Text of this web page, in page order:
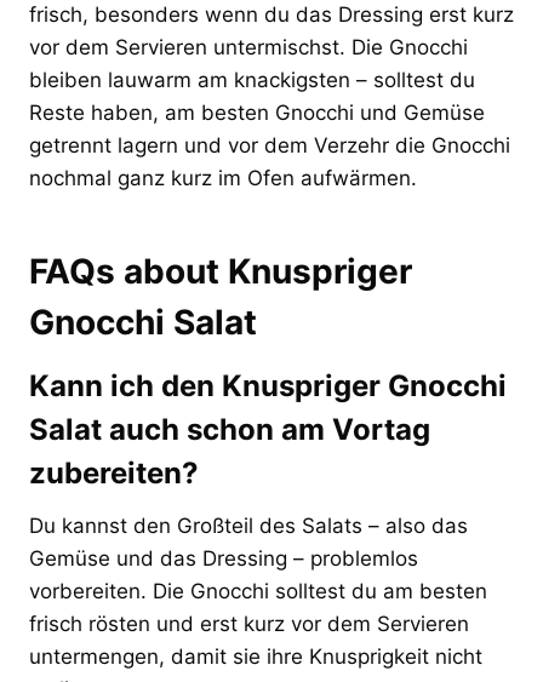
frisch, besonders wenn du das Dressing erst kurz
vor dem Servieren untermischst. Die Gnocchi
bleiben lauwarm am knackigsten – solltest du
Reste haben, am besten Gnocchi und Gemüse
getrennt lagern und vor dem Verzehr die Gnocchi
nochmal ganz kurz im Ofen aufwärmen.
FAQs about Knuspriger
Gnocchi Salat
Kann ich den Knuspriger Gnocchi
Salat auch schon am Vortag
zubereiten?
Du kannst den Großteil des Salats – also das
Gemüse und das Dressing – problemlos
vorbereiten. Die Gnocchi solltest du am besten
frisch rösten und erst kurz vor dem Servieren
untermengen, damit sie ihre Knusprigkeit nicht